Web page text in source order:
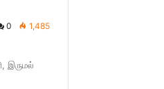
0 1,485
இருமல்